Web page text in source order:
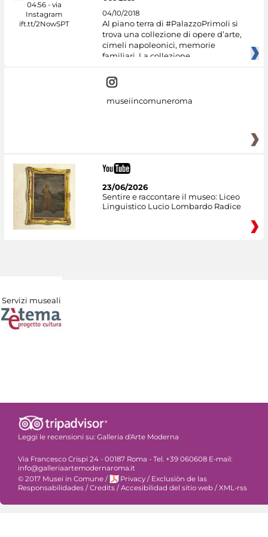
04/10/2018
Al piano terra di #PalazzoPrimoli si
trova una collezione di opere d’arte,
cimeli napoleonici, memorie
familiari. La collezione
museiincomuneroma
23/06/2026
Sentire e raccontare il museo: Liceo
Linguistico Lucio Lombardo Radice
Servizi museali
Leggi le recensioni su: Galleria d'Arte Moderna
Via Francesco Crispi 24 - 00187 Roma - Tel. +39 060608 E-mail:
info@galleriaartemodernaroma.it
© 2017 Musei in Comune / Privacy / Exclusiòn de las
Responsabilidades / Credits / Accesibilidad del sitio web / XML-rss